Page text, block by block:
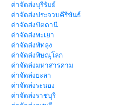
ค่าจัดส่งบุรีรัมย์
ค่าจัดส่งประจวบคีรีขันธ์
ค่าจัดส่งปัตตานี
ค่าจัดส่งพะเยา
ค่าจัดส่งพัทลุง
ค่าจัดส่งพิษณุโลก
ค่าจัดส่งมหาสารคาม
ค่าจัดส่งยะลา
ค่าจัดส่งระนอง
ค่าจัดส่งราชบุรี